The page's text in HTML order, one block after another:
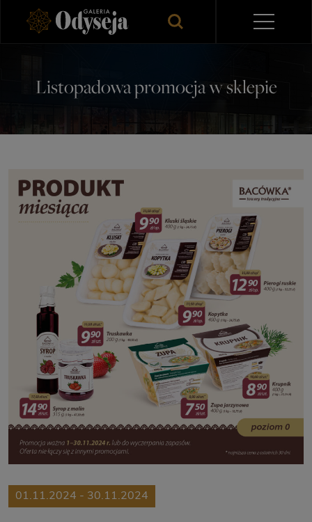
Listopadowa promocja w sklepie
01.11.2024 - 30.11.2024